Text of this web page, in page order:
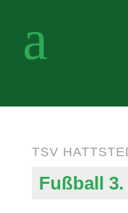
TSV
Fußball